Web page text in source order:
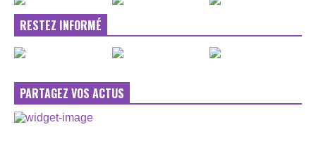
RESTEZ INFORMÉ
PARTAGEZ VOS ACTUS